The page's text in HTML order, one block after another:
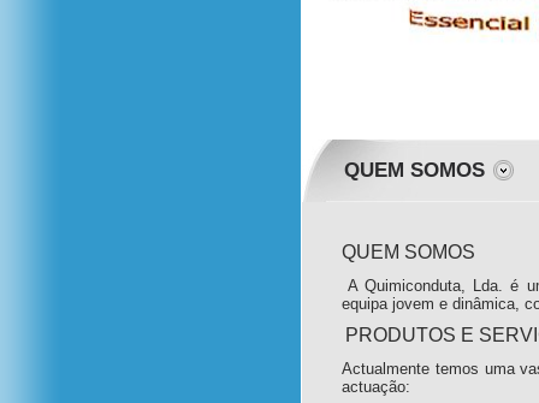
QUEM SOMOS
QUEM SOMOS
A Quimiconduta, Lda. é
equipa jovem e dinâmica,
PRODUTOS E
Actualmente temos uma
actuação: